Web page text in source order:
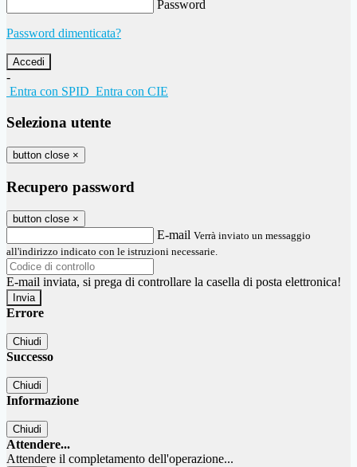
Password
Password dimenticata?
-
Entra con SPID Entra con CIE
Seleziona utente
button close ×
Recupero password
button close ×
E-mail Verrà inviato un messaggio
all'indirizzo indicato con le istruzioni necessarie.
E-mail inviata, si prega di controllare la casella di posta elettronica!
Errore
Chiudi
Successo
Chiudi
Informazione
Chiudi
Attendere...
Attendere il completamento dell'operazione...